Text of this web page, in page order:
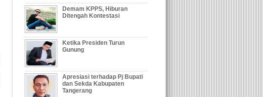
Demam KPPS, Hiburan
Ditengah Kontestasi
Ketika Presiden Turun
Gunung
Apresiasi terhadap Pj Bupati
dan Sekda Kabupaten
Tangerang